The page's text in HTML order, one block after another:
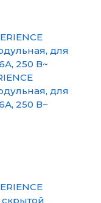
для
250 В~